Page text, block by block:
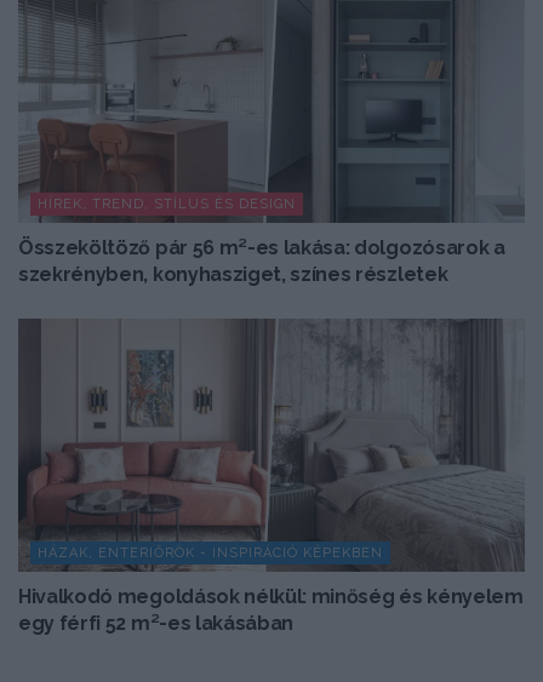
HÍREK, TREND, STÍLUS ÉS DESIGN
Összeköltöző pár 56 m²-es lakása: dolgozósarok a
szekrényben, konyhasziget, színes részletek
HÁZAK, ENTERIŐRÖK - INSPIRÁCIÓ KÉPEKBEN
Hivalkodó megoldások nélkül: minőség és kényelem
egy férfi 52 m²-es lakásában